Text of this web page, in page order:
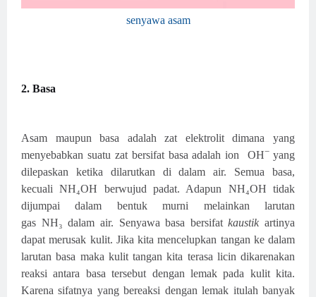
senyawa asam
2. Basa
Asam maupun basa adalah zat elektrolit dimana yang
menyebabkan suatu zat bersifat basa adalah ion
OH− yang
dilepaskan ketika dilarutkan di dalam air. Semua basa,
kecuali NH₄OH
berwujud padat. Adapun NH₄OH tidak
dijumpai dalam bentuk murni melainkan larutan
gas NH₃ dalam air. Senyawa basa bersifatkaustik artinya
dapat merusak kulit. Jika kita mencelupkan tangan ke dalam
larutan basa maka kulit tangan kita terasa licin dikarenakan
reaksi antara basatersebut dengan lemak pada kulit kita.
Karena sifatnya yang bereaksi dengan lemak itulah banyak